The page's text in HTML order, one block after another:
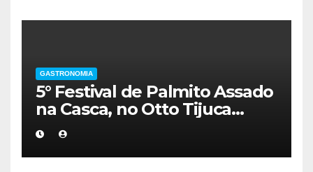
GASTRONOMIA
5° Festival de Palmito Assado
na Casca, no Otto Tijuca
OTTO COMEMORA 30 ANOS
DE CRIAÇÃO DO PALMITO
ASSADO NA CASCA